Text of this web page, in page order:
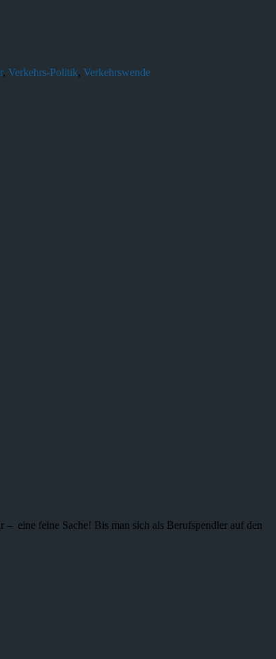
, Verkehrs-Politik, Verkehrswende
eine feine Sache! Bis man sich als Berufspendler auf den